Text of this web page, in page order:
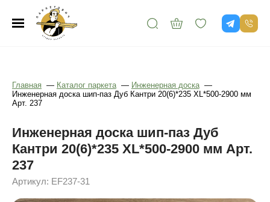
Главная — Каталог паркета — Инженерная доска —
Инженерная доска шип-паз Дуб Кантри 20(6)*235 XL*500-2900 мм
Арт. 237
Инженерная доска шип-паз Дуб
Кантри 20(6)*235 XL*500-2900 мм Арт.
237
Артикул: EF237-31